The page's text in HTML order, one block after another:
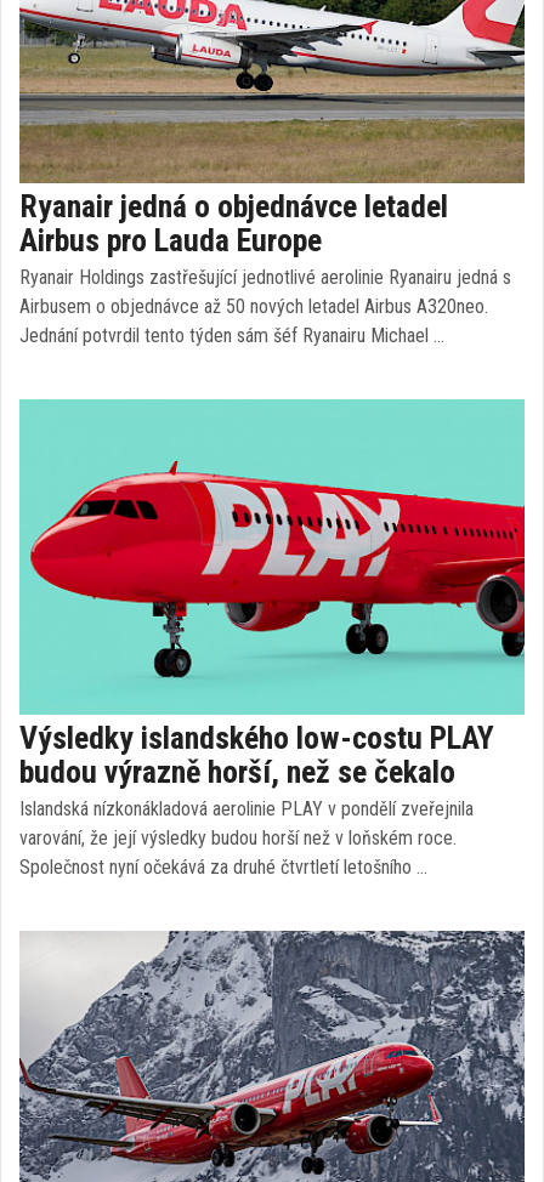
Ryanair jedná o objednávce letadel
Airbus pro Lauda Europe
Ryanair Holdings zastřešující jednotlivé aerolinie Ryanairu jedná s
Airbusem o objednávce až 50 nových letadel Airbus A320neo.
Jednání potvrdil tento týden sám šéf Ryanairu Michael …
Výsledky islandského low-costu PLAY
budou výrazně horší, než se čekalo
Islandská nízkonákladová aerolinie PLAY v pondělí zveřejnila
varování, že její výsledky budou horší než v loňském roce.
Společnost nyní očekává za druhé čtvrtletí letošního …